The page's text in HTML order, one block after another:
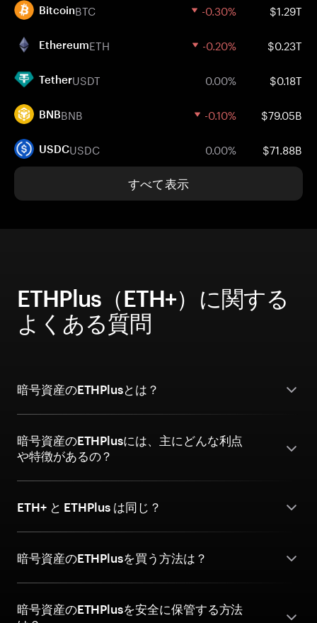
BitcoinBTC -0.30% $1.29T
EthereumETH -0.20% $0.23T
TetherUSDT 0.00% $0.18T
BNBBNB -0.10% $79.05B
USDCUSDC 0.00% $71.88B
すべて表示
ETHPlus（ETH+）に関する
よくある質問
暗号資産のETHPlusとは？
暗号資産のETHPlusには、主にどんな利点
や特徴があるの？
ETH+ と ETHPlus は同じ？
暗号資産のETHPlusを買う方法は？
暗号資産のETHPlusを安全に保管する方法